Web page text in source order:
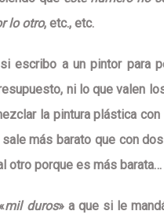
lo otro, etc., etc.
escribo a un pintor para
ni lo que valen
la pintura plástica
más barato que con
otro porque es más barata…
mil duros» a que si le